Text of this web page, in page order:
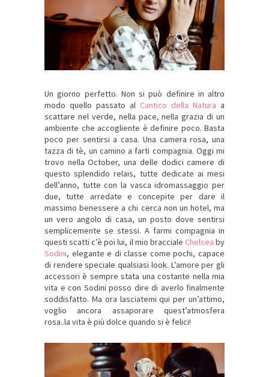
Un giorno perfetto. Non si può definire in altro
modo quello passato al Cantico della Natura a
scattare nel verde, nella pace, nella grazia di un
ambiente che accogliente è definire poco. Basta
poco per sentirsi a casa. Una camera rosa, una
tazza di tè, un camino a farti compagnia. Oggi mi
trovo nella October, una delle dodici camere di
questo splendido relais, tutte dedicate ai mesi
dell’anno, tutte con la vasca idromassaggio per
due, tutte arredate e concepite per dare il
massimo benessere a chi cerca non un hotel, ma
un vero angolo di casa, un posto dove sentirsi
semplicemente se stessi. A farmi compagnia in
questi scatti c’è poi lui, il mio bracciale Chelsea by
Sodini, elegante e di classe come pochi, capace
di rendere speciale qualsiasi look. L’amore per gli
accessori è sempre stata una costante nella mia
vita e con Sodini posso dire di averlo finalmente
soddisfatto. Ma ora lasciatemi qui per un’attimo,
voglio ancora assaporare quest’atmosfera
rosa..la vita è più dolce quando si è felici!